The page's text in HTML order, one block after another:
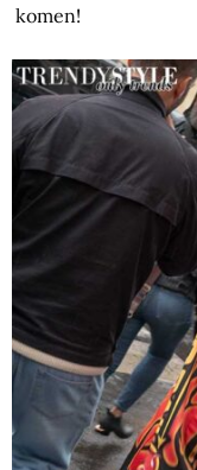
komen!